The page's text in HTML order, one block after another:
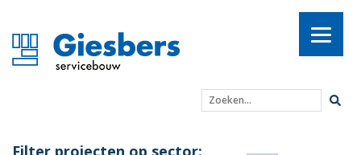
Zoeken...
Filter projecten op sector: